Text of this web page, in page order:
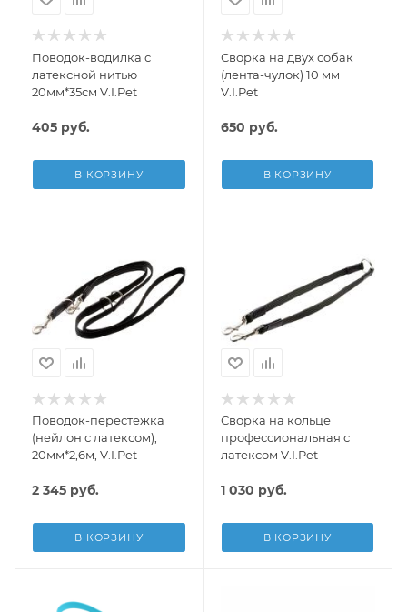
Поводок-водилка с
латексной нитью
20мм*35см V.I.Pet
405 руб.
В КОРЗИНУ
Сворка на двух собак
(лента-чулок) 10 мм
V.I.Pet
650 руб.
В КОРЗИНУ
Поводок-перестежка
(нейлон с латексом),
20мм*2,6м, V.I.Pet
2 345 руб.
В КОРЗИНУ
Сворка на кольце
профессиональная с
латексом V.I.Pet
1 030 руб.
В КОРЗИНУ